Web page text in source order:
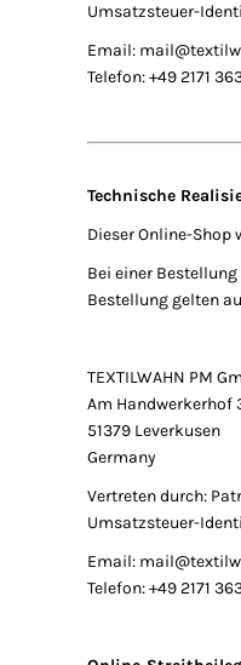
Umsatzsteuer-
Email:
Telefon: +49 2171
Technische
Dieser Online-Shop
Bei einer
Bestellung gelten
TEXTILWAHN PM
Am Handwerkerhof
51379 Leverkusen
Germany
Vertreten durch:
Umsatzsteuer-
Email:
Telefon: +49 2171